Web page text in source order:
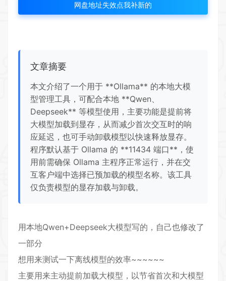
网盘地址失效点我补新的
文章摘要
本文介绍了一个用于 **Ollama** 的本地大模
型管理工具，可配合本地 **Qwen、
Deepseek** 等模型使用，主要功能是提前将
大模型加载到显存，从而减少首次交互时的响
应延迟，也可手动卸载模型以快速释放显存。
程序默认基于 Ollama 的 **11434 端口**，使
用前需确保 Ollama 主程序正常运行，并在交
互客户端中选择已预加载的模型名称。该工具
仅负责模型的显存加载与卸载。
用本地Qwen+Deepseek大模型写的，自己也修改了
一部分
想用来测试一下离线模型的效率~~~~~~
主要用来主动提前加载大模型，以节省首次和大模型